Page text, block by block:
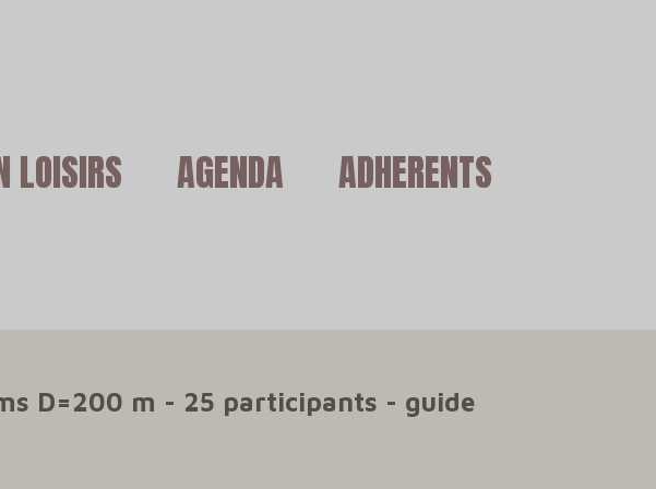
LOISIRS AGENDA
ADHERENTS
D=200 m - 25 participants - guide